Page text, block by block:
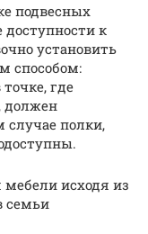
подвесных
к
установить
способом:
где
должен
случае полки,
исходя из
семьи